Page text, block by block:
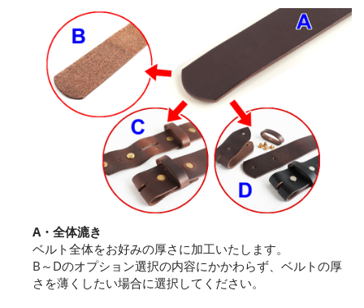
A・全体漉き
ベルト全体をお好みの厚さに加工いたします。
B～Dのオプション選択の内容にかかわらず、ベルトの厚
さを薄くしたい場合に選択してください。